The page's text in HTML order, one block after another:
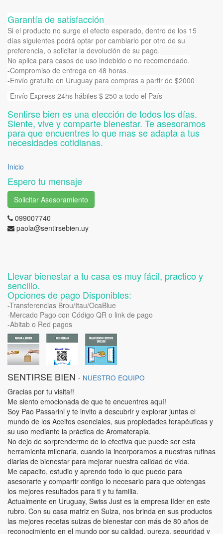
Garantía de satisfacción
Si el producto no surge el efecto esperado, dentro de los 15
días siguientes podrá optar por cambiarlo por otro de su
preferencia, o solicitar la devolución de su pago.
No aplica para casos de uso indebido o no recomendado.
-Compromiso de entrega en 48 horas.
-Envío gratuito en Uruguay para compras a partir de $2000
-Envío Express 24hs hábiles $ 250 a todo el País
Sentirse bien es una elección de todos los días.
Siente, vive y comparte bienestar. Te asesoramos
para que encuentres lo que mas se adapta a tus
necesidades cotidianas.
Inicio
Espero tu mensaje
Solicitar Asesoramiento
099007740
paola@sentirsebien.uy
Llevar bienestar a tu casa es muy fácil, practico y
sencillo.
Opciones de pago Disponibles:
-Transferencias Brou/Itau/OcaBlue
-Mercado Pago con Código QR o link de pago
-Abitab o Red pagos
SENTIRSE BIEN - NUESTRO EQUIPO
Gracias por tu visita!!
Me siento emocionada de que te encuentres aquí!
Soy Pao Passarini y te invito a descubrir y explorar juntas el
mundo de los Aceites esenciales, sus propiedades terapéuticas y
su uso mediante la práctica de Aromaterapia.
No dejo de sorprenderme de lo efectiva que puede ser esta
herramienta milenaria, cuando la incorporamos a nuestras rutinas
diarias de bienestar para mejorar nuestra calidad de vida.
Me capacito, estudio y aprendo todo lo que puedo para
asesorarte y compartir contigo lo necesario para que obtengas
los mejores resultados para ti y tu familia.
Actualmente en Uruguay, Swiss Just es la empresa líder en este
rubro. Con su casa matriz en Suiza, nos brinda en sus productos
las mejores recetas suizas de bienestar con más de 80 años de
reconocimiento en el mundo por su calidad, pureza, seguridad y